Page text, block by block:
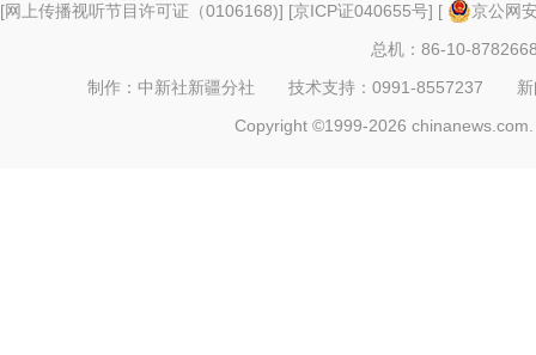
[网上传播视听节目许可证（0106168)] [京ICP证040655号] [
京公网
总机：86-10-
制作：中新社新疆分社 技术支持：0991-8557237
Copyright ©1999-2026